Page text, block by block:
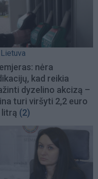
Lietuva
nėra
kad reikia
dyzelino akcizą –
turi viršyti 2,2 euro
litrą (2)